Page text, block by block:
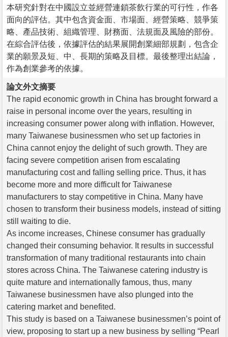
本研究針對在中國設立並經營連鎖茶飲行業的可行性，作各
面向的評估。其中包含資金面、市場面、經營策略、競爭策
略、產品技術、組織管理、財務面、法規面及風險的部份。
在綜合評估後，依據評估的結果展開創業細部規劃，包含企
業的願景及短、中、長期的策略及目標。最後整理出結論，
作為創業參考的依據。
論文外文摘要
The rapid economic growth in China has brought forward a
raise in personal income over the years, resulting in
increasing consumer power along with inflation. However,
many Taiwanese businessmen who set up factories in
China cannot enjoy the delight of such growth. They are
facing severe competition arisen from escalating
manufacturing cost and falling selling price. Thus, it has
become more and more difficult for Taiwanese
manufacturers to stay competitive in China. Many have
chosen to transform their business models, instead of sitting
still waiting to die.
As income increases, Chinese consumer has gradually
changed their consuming behavior. It results in successful
transformation of many traditional restaurants into chain
stores across China. The Taiwanese catering industry is
quite mature and internationally famous, thus, many
Taiwanese businessmen have also plunged into the
catering market and benefited.
This study is based on a Taiwanese businessmen’s point of
view, proposing to start up a new business by selling “Pearl